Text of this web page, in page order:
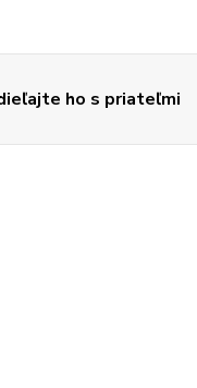
ho s priateľmi